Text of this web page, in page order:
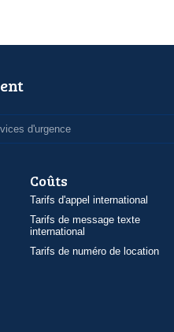
d'urgence
Coûts
Tarifs d'appel international
Tarifs de message texte
international
Tarifs de numéro de location